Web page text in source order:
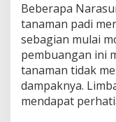
Beberapa
tanaman padi
sebagian mulai
pembuangan ini
tanaman tidak
dampaknya.
mendapat